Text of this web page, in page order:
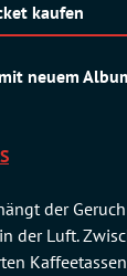
neuem
der
der Luft.
kaufen